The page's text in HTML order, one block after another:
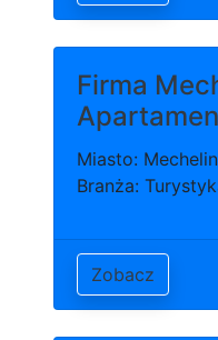
Firma
Miasto:
Branża:
Zobacz